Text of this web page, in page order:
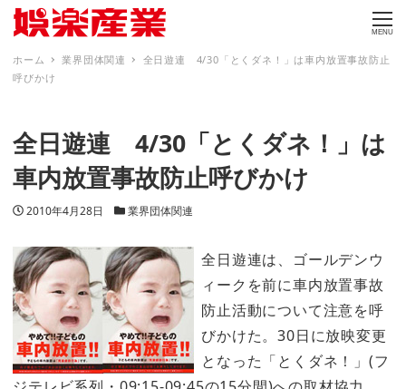
MENU
ホーム 業界団体関連
全日遊連 4/30「とくダネ！」は車内放置事故防止
呼びかけ
全日遊連 4/30「とくダネ！」は
車内放置事故防止呼びかけ
投稿日
2010年4月28日 カテゴリー
業界団体関連
全日遊連は、ゴールデンウ
ィークを前に車内放置事故
防止活動について注意を呼
びかけた。30日に放映変更
となった「とくダネ！」(フ